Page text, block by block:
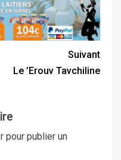
Suivant
Le ’Erouv Tavchiline
pour publier un